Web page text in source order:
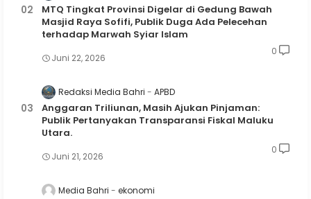
MTQ Tingkat Provinsi Digelar di Gedung Bawah
Masjid Raya Sofifi, Publik Duga Ada Pelecehan
terhadap Marwah Syiar Islam
Juni 22, 2026
0
Redaksi Media Bahri APBD
Anggaran Triliunan, Masih Ajukan Pinjaman:
Publik Pertanyakan Transparansi Fiskal Maluku
Utara.
Juni 21, 2026
0
Media Bahri ekonomi